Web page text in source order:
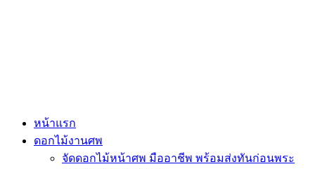
หน้าแรก
ดอกไม้งานศพ
จัดดอกไม้หน้าศพ มืออาชีพ พร้อมส่งทันก่อนพระ